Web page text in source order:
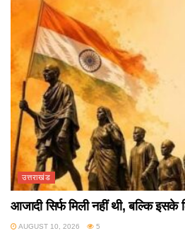
उत्तराखंड
आजादी सिर्फ मिली नहीं थी, बल्कि इसके
AUGUST 10, 2026 5